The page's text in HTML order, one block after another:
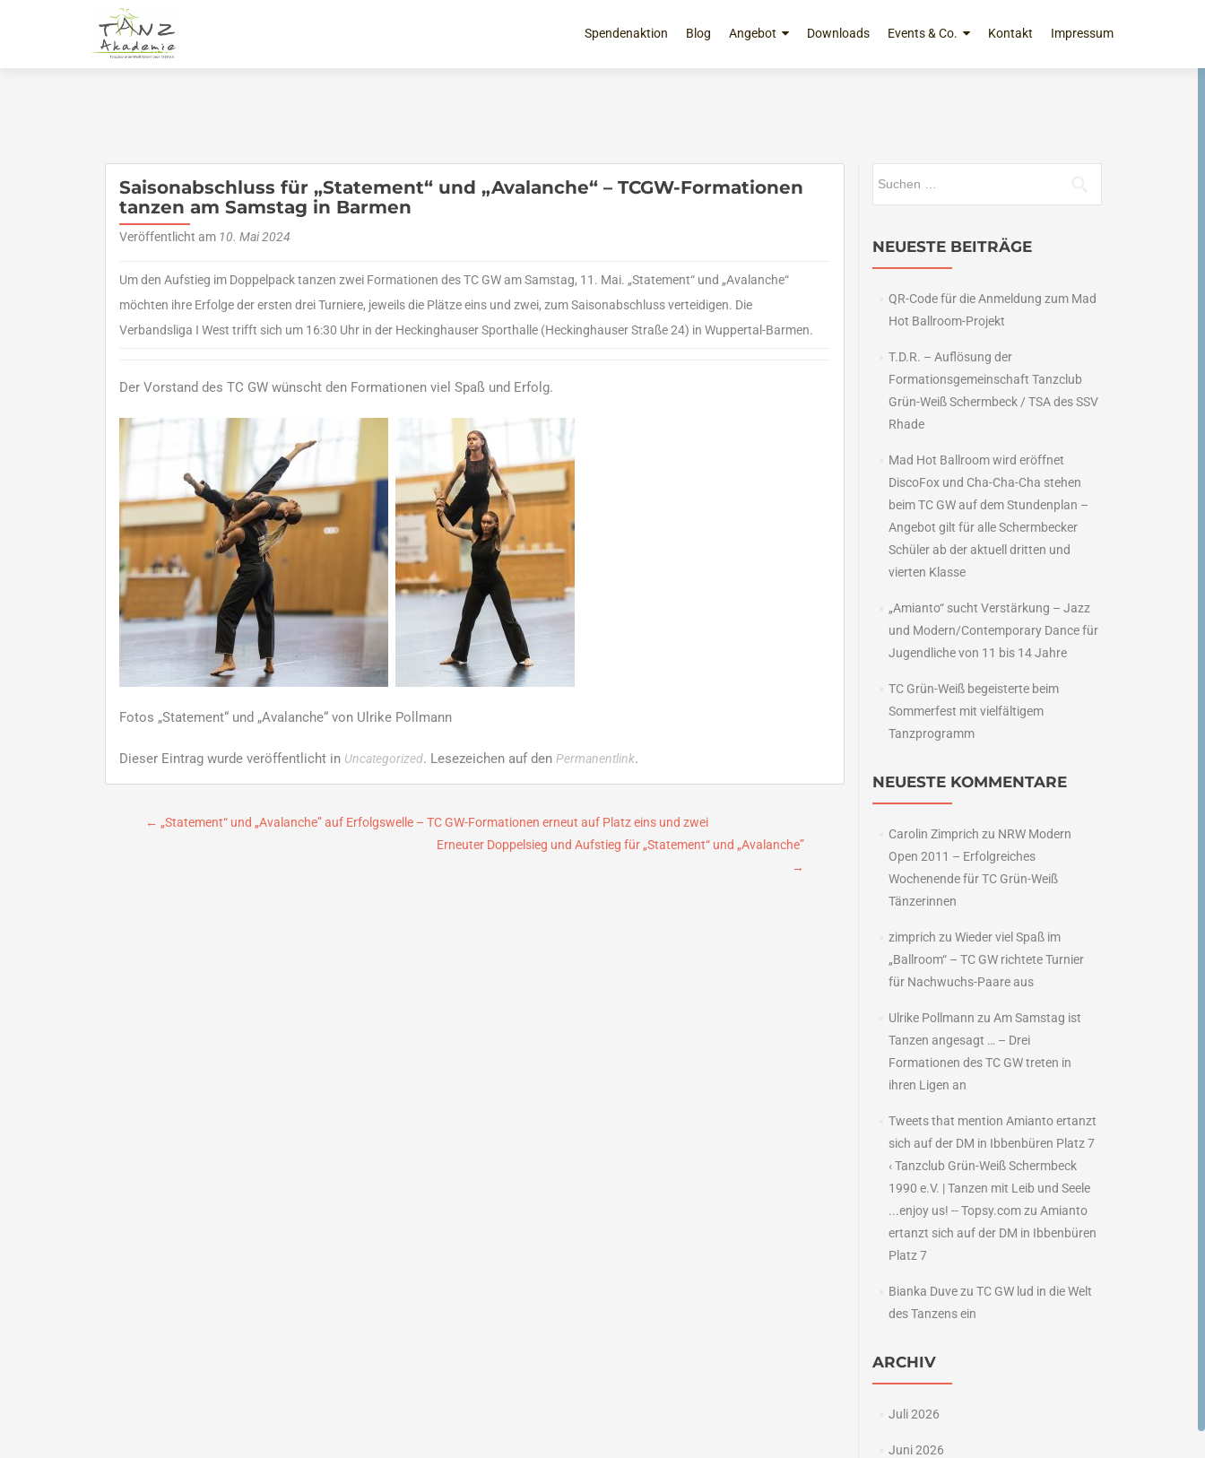
Inhalt
Spendenaktion Blog Angebot Downloads Events & Co. Kontakt Impressum
Saisonabschluss für „Statement“ und „Avalanche“ – TCGW-Formationen
tanzen am Samstag in Barmen
Veröffentlicht am 10. Mai 2024
Um den Aufstieg im Doppelpack tanzen zwei Formationen des TC GW am Samstag, 11. Mai. „Statement“ und „Avalanche“
möchten ihre Erfolge der ersten drei Turniere, jeweils die Plätze eins und zwei, zum Saisonabschluss verteidigen. Die
Verbandsliga I West trifft sich um 16:30 Uhr in der Heckinghauser Sporthalle (Heckinghauser Straße 24) in Wuppertal-Barmen.
Der Vorstand des TC GW wünscht den Formationen viel Spaß und Erfolg.
Fotos „Statement“ und „Avalanche“ von Ulrike Pollmann
Dieser Eintrag wurde veröffentlicht in Uncategorized. Lesezeichen auf den Permanentlink.
Beitragsnavigation
← „Statement“ und „Avalanche” auf Erfolgswelle – TC GW-Formationen erneut auf Platz eins und zwei
Erneuter Doppelsieg und Aufstieg für „Statement“ und „Avalanche”
→
NEUESTE BEITRÄGE
QR-Code für die Anmeldung zum Mad
Hot Ballroom-Projekt
T.D.R. – Auflösung der
Formationsgemeinschaft Tanzclub
Grün-Weiß Schermbeck / TSA des SSV
Rhade
Mad Hot Ballroom wird eröffnet
DiscoFox und Cha-Cha-Cha stehen
beim TC GW auf dem Stundenplan –
Angebot gilt für alle Schermbecker
Schüler ab der aktuell dritten und
vierten Klasse
„Amianto“ sucht Verstärkung – Jazz
und Modern/Contemporary Dance für
Jugendliche von 11 bis 14 Jahre
TC Grün-Weiß begeisterte beim
Sommerfest mit vielfältigem
Tanzprogramm
NEUESTE KOMMENTARE
Carolin Zimprich zu NRW Modern
Open 2011 – Erfolgreiches
Wochenende für TC Grün-Weiß
Tänzerinnen
zimprich zu Wieder viel Spaß im
„Ballroom“ – TC GW richtete Turnier
für Nachwuchs-Paare aus
Ulrike Pollmann zu Am Samstag ist
Tanzen angesagt … – Drei
Formationen des TC GW treten in
ihren Ligen an
Tweets that mention Amianto ertanzt
sich auf der DM in Ibbenbüren Platz 7
‹ Tanzclub Grün-Weiß Schermbeck
1990 e.V. | Tanzen mit Leib und Seele
...enjoy us! -- Topsy.comzu Amianto
ertanzt sich auf der DM in Ibbenbüren
Platz 7
Bianka Duvezu TC GW lud in die Welt
des Tanzens ein
ARCHIV
Juli 2026
Juni 2026